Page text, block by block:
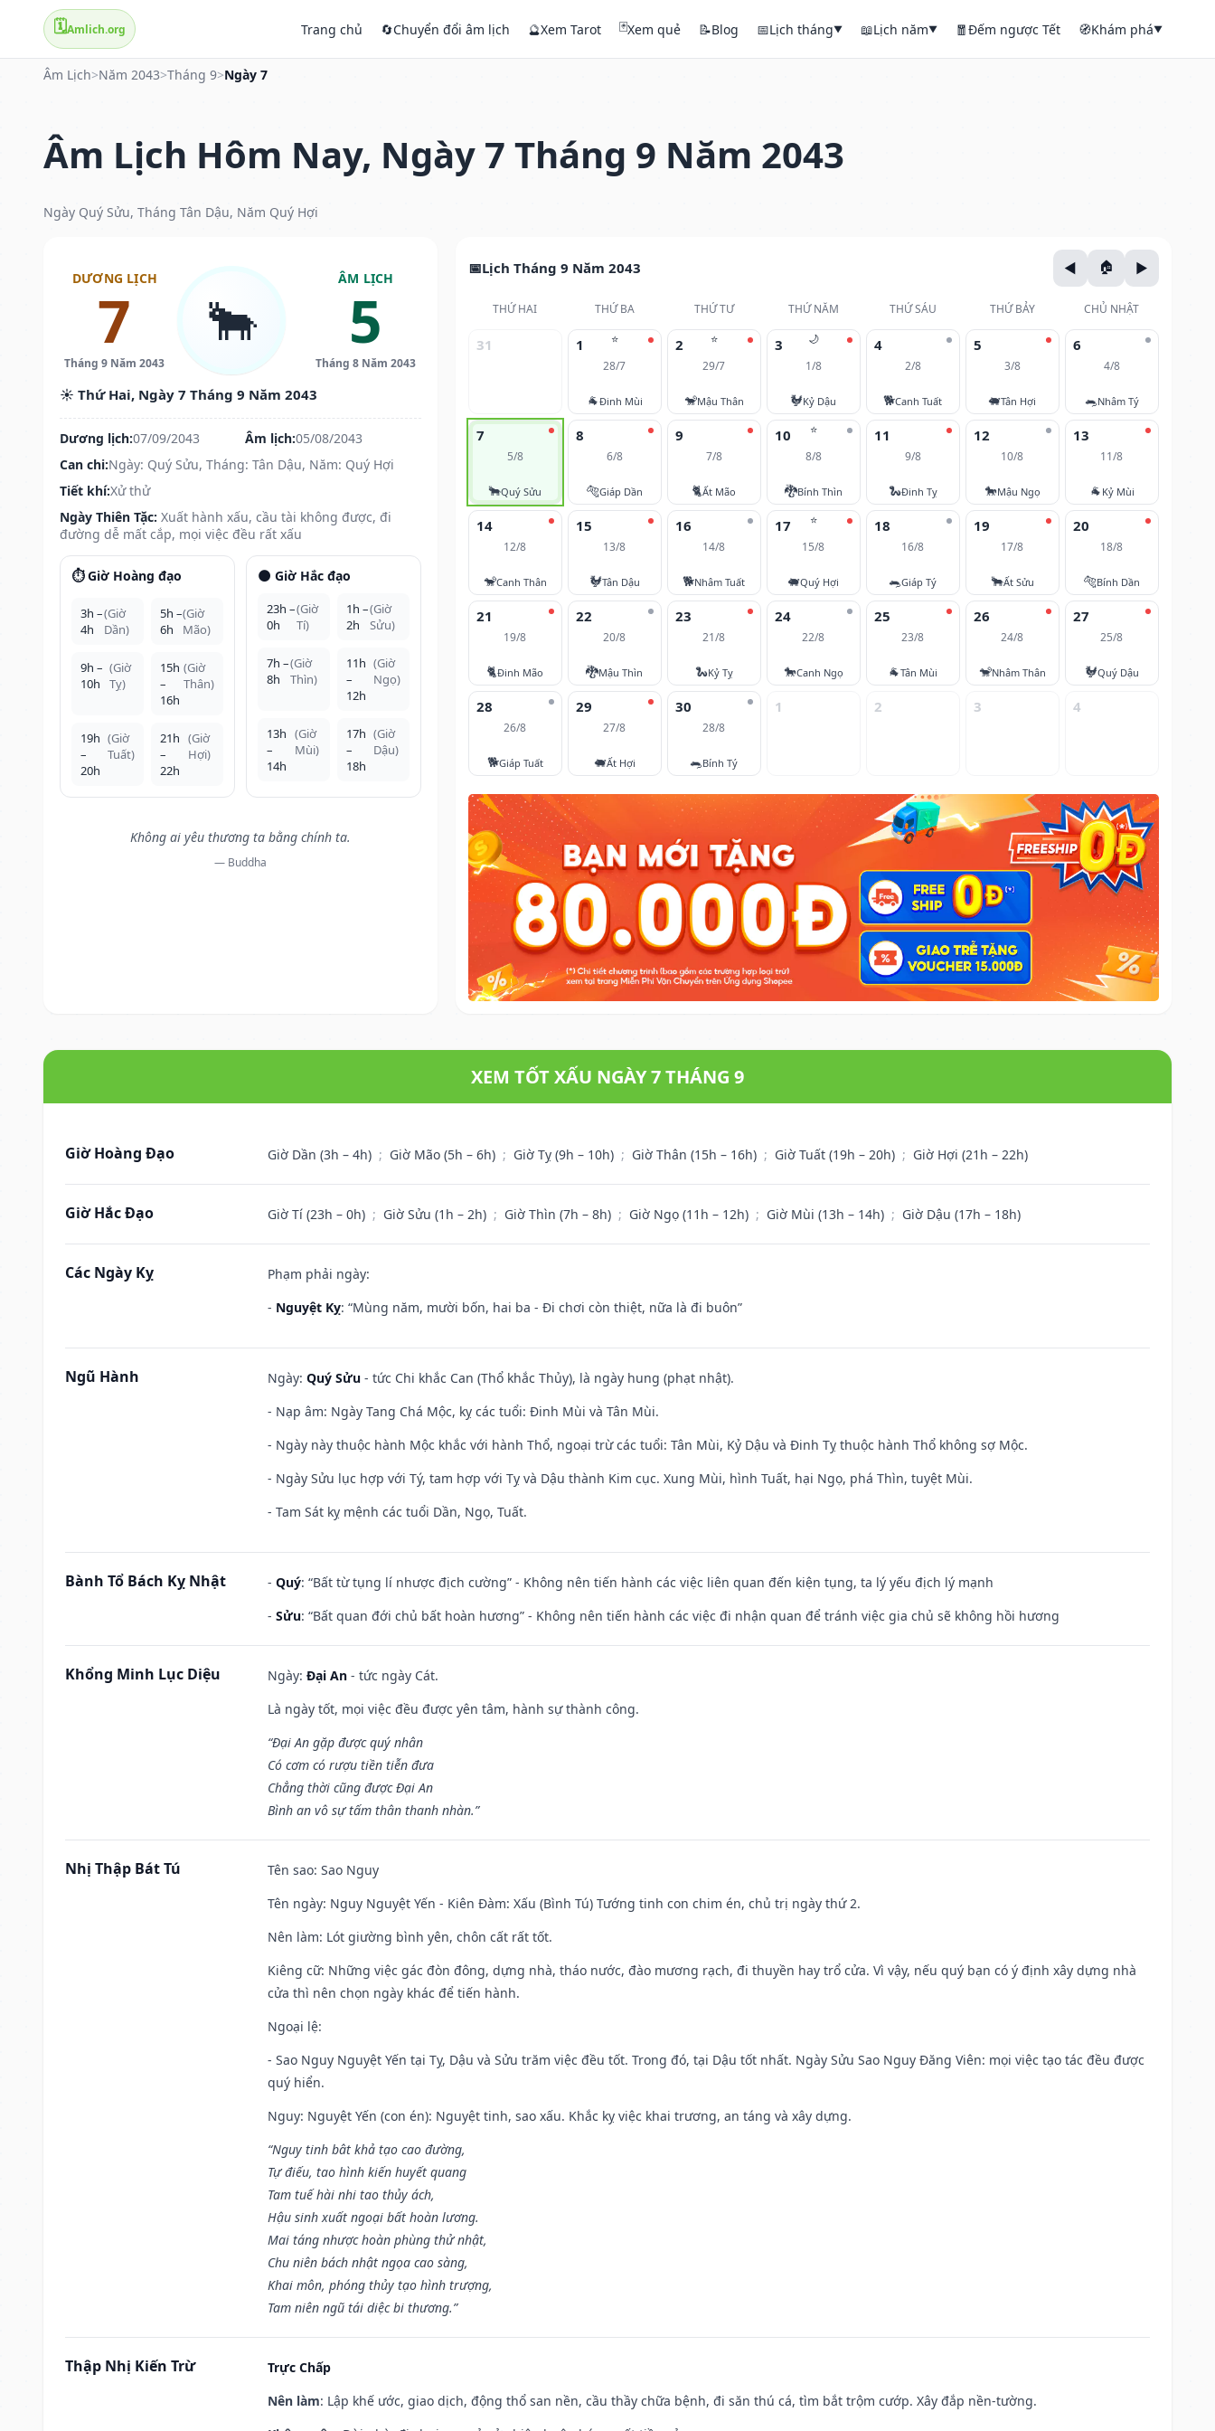
🗓️Amlich.org Trang chủ 🔄Chuyển đổi âm lịch 🔮Xem Tarot 🃏Xem quẻ 📝Blog 📅Lịch tháng▼ 📖Lịch năm▼ 🧧Đếm ngược Tết 🧭Khám phá▼
Âm Lịch>Năm 2043>Tháng 9>Ngày 7
Âm Lịch Hôm Nay, Ngày 7 Tháng 9 Năm 2043
Ngày Quý Sửu, Tháng Tân Dậu, Năm Quý Hợi
DƯƠNG LỊCH
7
Tháng 9 Năm 2043
🐂
ÂM LỊCH
5
Tháng 8 Năm 2043
☀️ Thứ Hai, Ngày 7 Tháng 9 Năm 2043
Dương lịch:07/09/2043 Âm lịch:05/08/2043
Can chi:Ngày: Quý Sửu, Tháng: Tân Dậu, Năm: Quý Hợi
Tiết khí:Xử thử
Ngày Thiên Tặc: Xuất hành xấu, cầu tài không được, đi
đường dễ mất cắp, mọi việc đều rất xấu
⏱️ Giờ Hoàng đạo
3h –
4h
(Giờ
Dần)
5h –
6h
(Giờ
Mão)
9h –
10h
(Giờ
Tỵ)
15h
–
16h
(Giờ
Thân)
19h
–
20h
(Giờ
Tuất)
21h
–
22h
(Giờ
Hợi)
🌑 Giờ Hắc đạo
23h –
0h
(Giờ
Tí)
1h –
2h
(Giờ
Sửu)
7h –
8h
(Giờ
Thìn)
11h
–
12h
(Giờ
Ngọ)
13h
–
14h
(Giờ
Mùi)
17h
–
18h
(Giờ
Dậu)
Không ai yêu thương ta bằng chính ta.
— Buddha
Lịch Tháng 9 Năm 2043
THỨ HAI THỨ BA THỨ TƯ THỨ NĂM THỨ SÁU THỨ BẢY CHỦ NHẬT
31 ⭐
1
28/7
🐐Đinh Mùi
⭐
2
29/7
🐒Mậu Thân
🌙
3
1/8
🐓Kỷ Dậu
4
2/8
🐕Canh Tuất
5
3/8
🐖Tân Hợi
6
4/8
🐀Nhâm Tý
7
5/8
🐂Quý Sửu
8
6/8
🐅Giáp Dần
9
7/8
🐈Ất Mão
⭐
10
8/8
🐉Bính Thìn
11
9/8
🐍Đinh Tỵ
12
10/8
🐎Mậu Ngọ
13
11/8
🐐 Kỷ Mùi
14
12/8
🐒Canh Thân
15
13/8
🐓Tân Dậu
16
14/8
🐕Nhâm Tuất
⭐
17
15/8
🐖Quý Hợi
18
16/8
🐀Giáp Tý
19
17/8
🐂Ất Sửu
20
18/8
🐅Bính Dần
21
19/8
🐈Đinh Mão
22
20/8
🐉Mậu Thìn
23
21/8
🐍Kỷ Tỵ
24
22/8
🐎Canh Ngọ
25
23/8
🐐Tân Mùi
26
24/8
🐒Nhâm Thân
27
25/8
🐓Quý Dậu
28
26/8
🐕Giáp Tuất
29
27/8
🐖Ất Hợi
30
28/8
🐀Bính Tý
1 2 3 4
XEM TỐT XẤU NGÀY 7 THÁNG 9
Giờ Hoàng Đạo Giờ Dần (3h – 4h) ; Giờ Mão (5h – 6h) ; Giờ Tỵ (9h – 10h) ; Giờ Thân (15h – 16h) ; Giờ Tuất (19h – 20h) ; Giờ Hợi (21h – 22h)
Giờ Hắc Đạo Giờ Tí (23h – 0h) ; Giờ Sửu (1h – 2h) ; Giờ Thìn (7h – 8h) ; Giờ Ngọ (11h – 12h) ; Giờ Mùi (13h – 14h) ; Giờ Dậu (17h – 18h)
Các Ngày Kỵ
Phạm phải ngày:
- Nguyệt Kỵ: “Mùng năm, mười bốn, hai ba - Đi chơi còn thiệt, nữa là đi buôn”
Ngũ Hành Ngày: Quý Sửu - tức Chi khắc Can (Thổ khắc Thủy), là ngày hung (phạt nhật).
- Nạp âm: Ngày Tang Chá Mộc, kỵ các tuổi: Đinh Mùi và Tân Mùi.
- Ngày này thuộc hành Mộc khắc với hành Thổ, ngoại trừ các tuổi: Tân Mùi, Kỷ Dậu và Đinh Tỵ thuộc hành Thổ không sợ Mộc.
- Ngày Sửu lục hợp với Tý, tam hợp với Tỵ và Dậu thành Kim cục. Xung Mùi, hình Tuất, hại Ngọ, phá Thìn, tuyệt Mùi.
- Tam Sát kỵ mệnh các tuổi Dần, Ngọ, Tuất.
Bành Tổ Bách Kỵ Nhật - Quý: “Bất từ tụng lí nhược địch cường” - Không nên tiến hành các việc liên quan đến kiện tụng, ta lý yếu địch lý mạnh
- Sửu: “Bất quan đới chủ bất hoàn hương” - Không nên tiến hành các việc đi nhận quan để tránh việc gia chủ sẽ không hồi hương
Khổng Minh Lục Diệu Ngày: Đại An - tức ngày Cát.
Là ngày tốt, mọi việc đều được yên tâm, hành sự thành công.
“Đại An gặp được quý nhân
Có cơm có rượu tiền tiễn đưa
Chẳng thời cũng được Đại An
Bình an vô sự tấm thân thanh nhàn.”
Nhị Thập Bát Tú Tên sao: Sao Nguy
Tên ngày: Nguy Nguyệt Yến - Kiên Đàm: Xấu (Bình Tú) Tướng tinh con chim én, chủ trị ngày thứ 2.
Nên làm: Lót giường bình yên, chôn cất rất tốt.
Kiêng cữ: Những việc gác đòn đông, dựng nhà, tháo nước, đào mương rạch, đi thuyền hay trổ cửa. Vì vậy, nếu quý bạn có ý định xây dựng nhà
cửa thì nên chọn ngày khác để tiến hành.
Ngoại lệ:
- Sao Nguy Nguyệt Yến tại Tỵ, Dậu và Sửu trăm việc đều tốt. Trong đó, tại Dậu tốt nhất. Ngày Sửu Sao Nguy Đăng Viên: mọi việc tạo tác đều được
quý hiển.
Nguy: Nguyệt Yến (con én): Nguyệt tinh, sao xấu. Khắc kỵ việc khai trương, an táng và xây dựng.
“Nguy tinh bât khả tạo cao đường,
Tự điếu, tao hình kiến huyết quang
Tam tuế hài nhi tao thủy ách,
Hậu sinh xuất ngoại bất hoàn lương.
Mai táng nhược hoàn phùng thử nhật,
Chu niên bách nhật ngọa cao sàng,
Khai môn, phóng thủy tạo hình trượng,
Tam niên ngũ tái diệc bi thương.”
Thập Nhị Kiến Trừ
Trực Chấp
Nên làm: Lập khế ước, giao dịch, động thổ san nền, cầu thầy chữa bệnh, đi săn thú cá, tìm bắt trộm cướp. Xây đắp nền-tường.